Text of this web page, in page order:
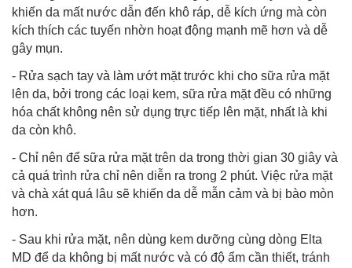
khiến da mất nước dẫn đến khô ráp, dễ kích ứng mà còn
kích thích các tuyến nhờn hoạt động mạnh mẽ hơn và dễ
gây mụn.
- Rửa sạch tay và làm ướt mặt trước khi cho sữa rửa mặt
lên da, bởi trong các loại kem, sữa rửa mặt đều có những
hóa chất không nên sử dụng trực tiếp lên mặt, nhất là khi
da còn khô.
- Chỉ nên để sữa rửa mặt trên da trong thời gian 30 giây và
cả quá trình rửa chỉ nên diễn ra trong 2 phút. Việc rửa mặt
và chà xát quá lâu sẽ khiến da dễ mẫn cảm và bị bào mòn
hơn.
- Sau khi rửa mặt, nên dùng kem dưỡng cùng dòng Elta
MD để da không bị mất nước và có độ ẩm cần thiết, tránh